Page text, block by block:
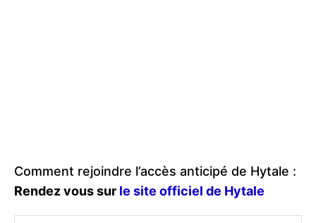
Comment rejoindre l’accès anticipé de Hytale :
Rendez vous sur le site officiel de Hytale